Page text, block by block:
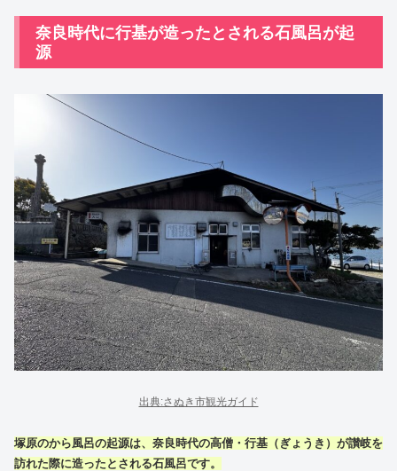
奈良時代に行基が造ったとされる石風呂が起
源
出典:さぬき市観光ガイド
塚原のから風呂の起源は、奈良時代の高僧・行基（ぎょうき）が讃岐を
訪れた際に造ったとされる石風呂です。